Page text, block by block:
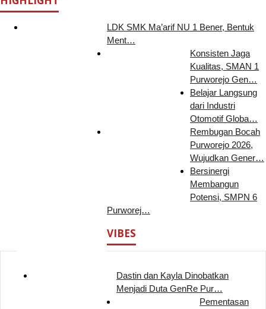
LDK SMK Ma’arif NU 1 Bener, Bentuk
Ment…
Konsisten Jaga
Kualitas, SMAN 1
Purworejo Gen…
Belajar Langsung
dari Industri
Otomotif Globa…
Rembugan Bocah
Purworejo 2026,
Wujudkan Gener…
Bersinergi
Membangun
Potensi, SMPN 6
Purworej…
VIBES
Dastin dan Kayla Dinobatkan
Menjadi Duta GenRe Pur…
Pementasan